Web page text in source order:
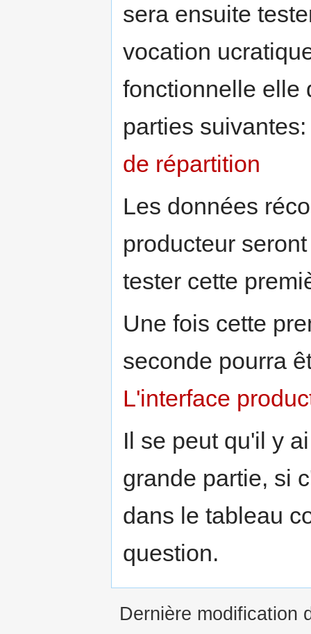
sera ensuite
vocation
fonctionnelle elle
parties
de répartition
Les données
producteur
tester cette
Une fois cette
seconde pourra
L'interface
Il se peut qu'il y
grande partie, si
dans le tableau
question.
Dernière modification